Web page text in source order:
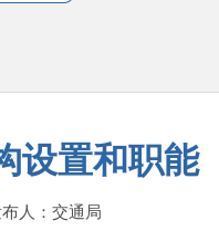
设置和职能
人：交通局